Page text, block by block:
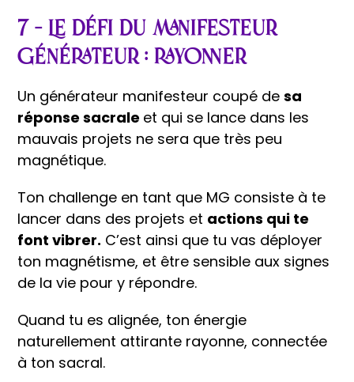
7 – Le défi du manifesteur
générateur : rayonner
Un générateur manifesteur coupé desa
réponse sacrale et qui se lance dans les
mauvais projets ne sera que très peu
magnétique.
Ton challenge en tant que MG consiste à te
lancer dans des projets et actions qui te
font vibrer. C’est ainsi que tu vas déployer
ton magnétisme, et être sensible aux signes
de la vie pour y répondre.
Quand tu es alignée, ton énergie
naturellement attirante rayonne, connectée
à ton sacral.